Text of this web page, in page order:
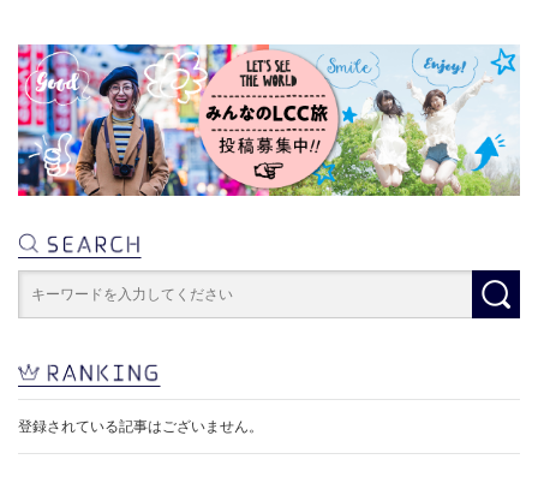
登録されている記事はございません。